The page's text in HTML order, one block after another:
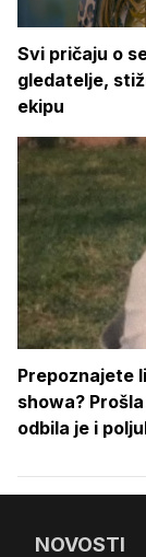
Svi pričaju o
gledatelje,
ekipu
Prepoznajete
showa?
odbila je i
NOVOSTI